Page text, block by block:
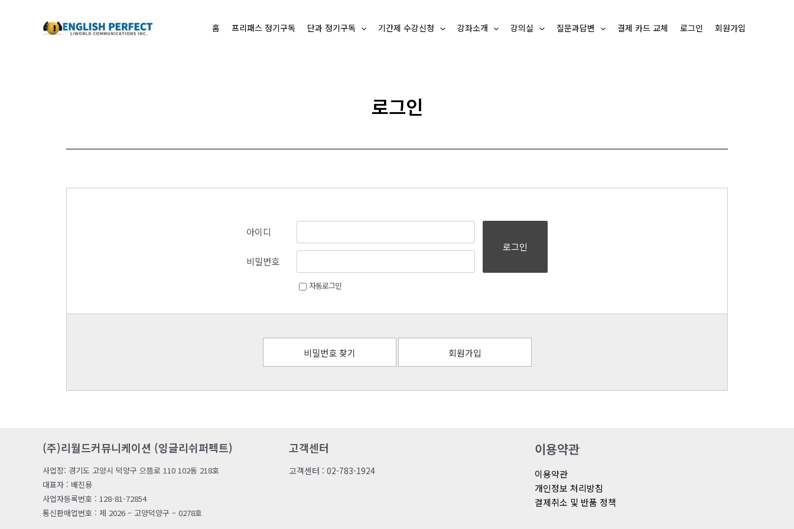
홈 프리패스 정기구독 단과 정기구독 기간제 수강신청 강좌소개 강의실 질문과답변 결제 카드 교체 로그인 회원가입
로그인
아이디
비밀번호
자동로그인
로그인
비밀번호 찾기 회원가입
(주)리월드커뮤니케이션 (잉글리쉬퍼펙트)
사업장: 경기도 고양시 덕양구 으뜸로 110 102동 218호
대표자 : 배진용
사업자등록번호 : 128-81-72854
통신판매업번호 : 제 2026 – 고양덕양구 – 0278호
고객센터
고객센터 : 02-783-1924
이용약관
이용약관
개인정보 처리방침
결제취소 및 반품 정책